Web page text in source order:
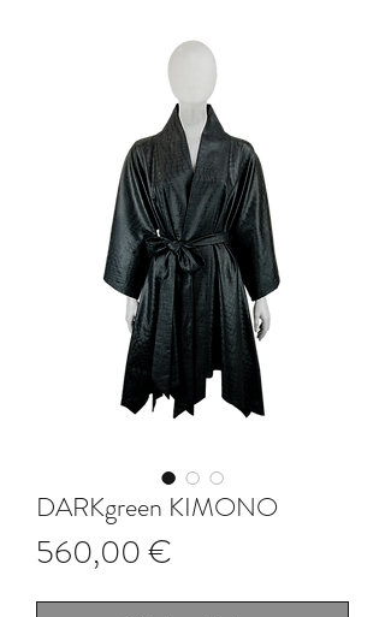
DARKgreen KIMONO
560,00 €